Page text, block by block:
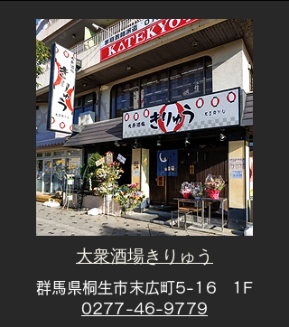
大衆酒場きりゅう
群馬県桐生市末広町5-16 1F
0277-46-9779